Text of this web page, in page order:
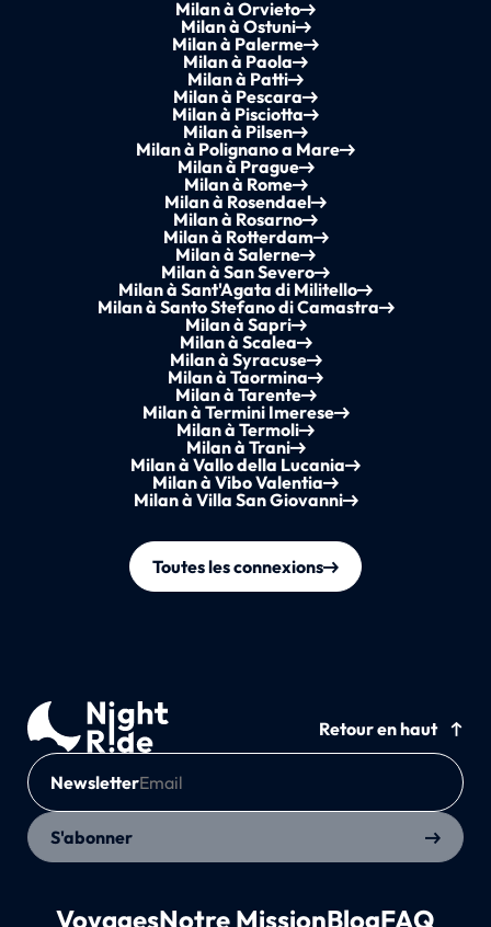
Milan à Orvieto
Milan à Ostuni
Milan à Palerme
Milan à Paola
Milan à Patti
Milan à Pescara
Milan à Pisciotta
Milan à Pilsen
Milan à Polignano a Mare
Milan à Prague
Milan à Rome
Milan à Rosendael
Milan à Rosarno
Milan à Rotterdam
Milan à Salerne
Milan à San Severo
Milan à Sant'Agata di Militello
Milan à Santo Stefano di Camastra
Milan à Sapri
Milan à Scalea
Milan à Syracuse
Milan à Taormina
Milan à Tarente
Milan à Termini Imerese
Milan à Termoli
Milan à Trani
Milan à Vallo della Lucania
Milan à Vibo Valentia
Milan à Villa San Giovanni
Toutes les connexions
Retour en haut
Newsletter
S'abonner
VoyagesNotre MissionBlogFAQ